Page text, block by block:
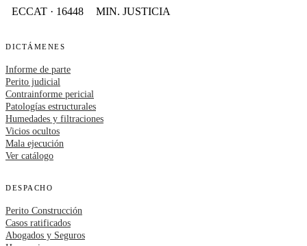
ECCAT · 16448 MIN. JUSTICIA
DICTÁMENES
Informe de parte
Perito judicial
Contrainforme pericial
Patologías estructurales
Humedades y filtraciones
Vicios ocultos
Mala ejecución
Ver catálogo
DESPACHO
Perito Construcción
Casos ratificados
Abogados y Seguros